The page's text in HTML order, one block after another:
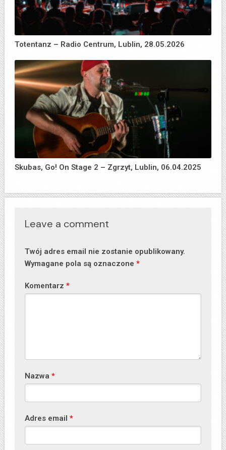
Totentanz – Radio Centrum, Lublin, 28.05.2026
Skubas, Go! On Stage 2 – Zgrzyt, Lublin, 06.04.2025
Leave a comment
Twój adres email nie zostanie opublikowany.
Wymagane pola są oznaczone *
Komentarz *
Nazwa *
Adres email *